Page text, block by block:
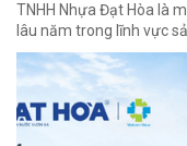
TNHH Nhựa Đạt Hòa là
lâu năm trong lĩnh vực